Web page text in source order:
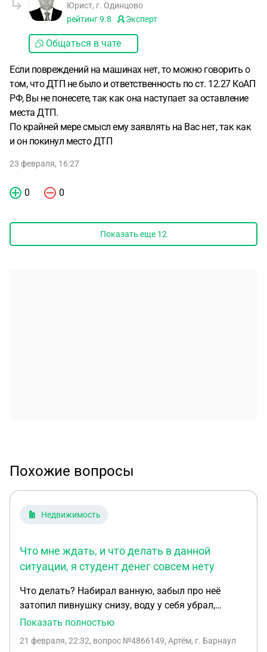
Юрист, г. Одинцово
рейтинг9.8 Эксперт
Общаться в чате
Если повреждений на машинах нет, то можно говорить о
том, что ДТП не было и ответственность по ст. 12.27 КоАП
РФ, Вы не понесете, так как она наступает за оставление
места ДТП.
По крайней мере смысл ему заявлять на Вас нет, так как
и он покинул место ДТП
23 февраля, 16:27
0 0
Показать еще 12
Похожие вопросы
Недвижимость
Что мне ждать, и что делать в данной
ситуации, я студент денег совсем нету
Что делать? Набирал ванную, забыл про неё
затопил пивнушку снизу, воду у себя убрал,
сходил вниз, сказали обвалился частично
и что делать в данной ситуации, я студент денег
Показать полностью
21 февраля, 22:32, вопрос №4866149, Артём, г. Барнаул